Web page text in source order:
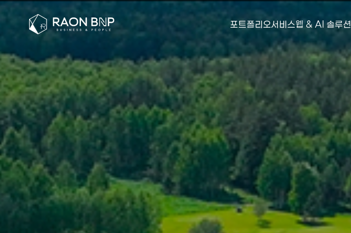
포트폴리오서비스웹 & AI 솔루션
신동아골프(주) 홈페이지 제작 사례 - 인천 라온비엔피